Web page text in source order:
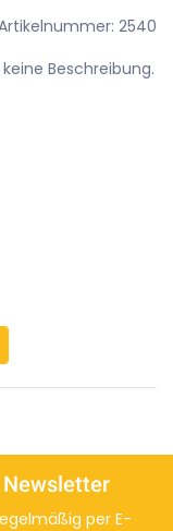
2540
Beschreibung.
Newsletter
per E-